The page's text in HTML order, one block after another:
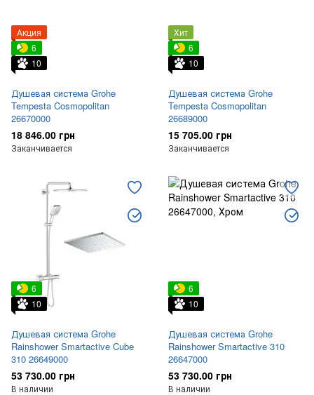
Акция
6
10
Душевая система Grohe
Tempesta Cosmopolitan
26670000
18 846.00 грн
Заканчивается
Хит
6
10
Душевая система Grohe
Tempesta Cosmopolitan
26689000
15 705.00 грн
Заканчивается
6
10
Душевая система Grohe
Rainshower Smartactive Cube
310 26649000
53 730.00 грн
В наличии
6
10
Душевая система Grohe
Rainshower Smartactive 310
26647000
53 730.00 грн
В наличии